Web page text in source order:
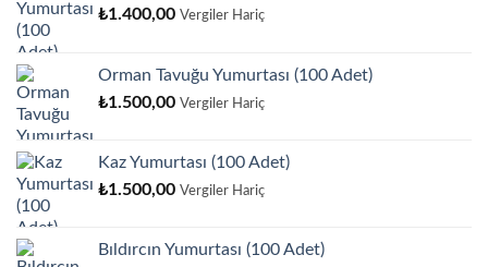
₺1.400,00 Vergiler Hariç
Orman Tavuğu Yumurtası (100 Adet)
₺1.500,00 Vergiler Hariç
Kaz Yumurtası (100 Adet)
₺1.500,00 Vergiler Hariç
Bıldırcın Yumurtası (100 Adet)